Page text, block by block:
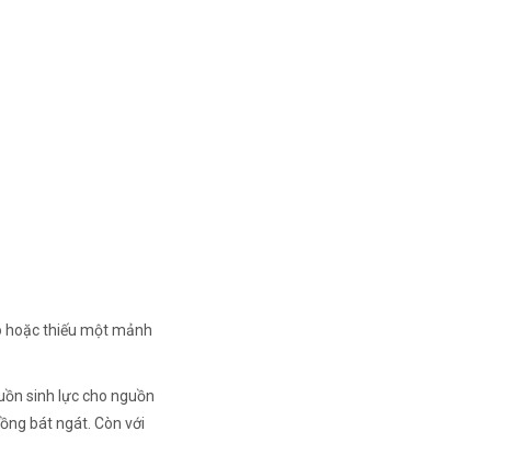
hoặc thiếu một mảnh
sinh lực cho nguồn
bát ngát. Còn với